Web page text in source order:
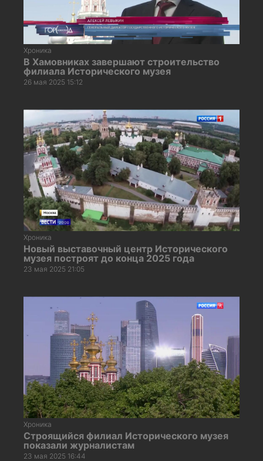
Хроника
В Хамовниках завершают строительство
филиала Исторического музея
26 мая 2025 15:12
Хроника
Новый выставочный центр Исторического
музея построят до конца 2025 года
23 мая 2025 21:05
Хроника
Строящийся филиал Исторического музея
показали журналистам
23 мая 2025 16:44